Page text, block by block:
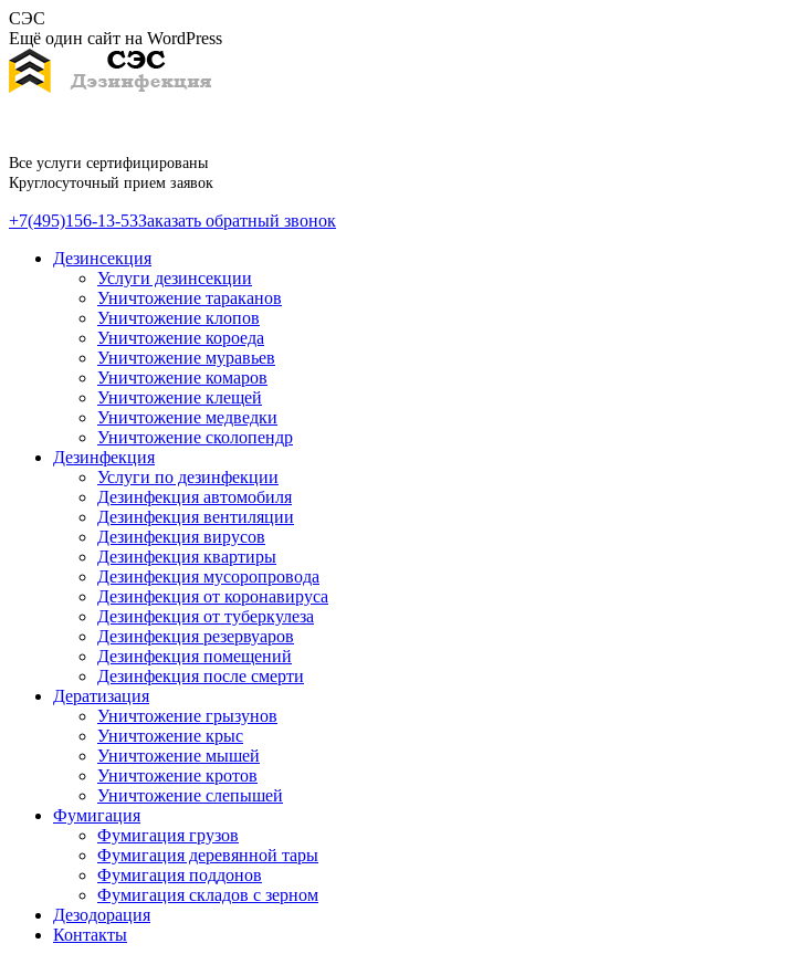
Перейти
к
содержанию
СЭС
Ещё один сайт на WordPress
Все услуги сертифицированы
Круглосуточный прием заявок
+7(495)156-13-53Заказать обратный звонок
Дезинсекция
Услуги дезинсекции
Уничтожение тараканов
Уничтожение клопов
Уничтожение короеда
Уничтожение муравьев
Уничтожение комаров
Уничтожение клещей
Уничтожение медведки
Уничтожение сколопендр
Дезинфекция
Услуги по дезинфекции
Дезинфекция автомобиля
Дезинфекция вентиляции
Дезинфекция вирусов
Дезинфекция квартиры
Дезинфекция мусоропровода
Дезинфекция от коронавируса
Дезинфекция от туберкулеза
Дезинфекция резервуаров
Дезинфекция помещений
Дезинфекция после смерти
Дератизация
Уничтожение грызунов
Уничтожение крыс
Уничтожение мышей
Уничтожение кротов
Уничтожение слепышей
Фумигация
Фумигация грузов
Фумигация деревянной тары
Фумигация поддонов
Фумигация складов с зерном
Дезодорация
Контакты